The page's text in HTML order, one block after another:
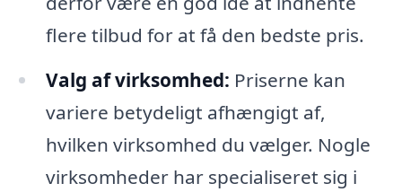
flere tilbud for at få den bedste pris.
Valg af virksomhed: Priserne kan
variere betydeligt afhængigt af,
hvilken virksomhed du vælger. Nogle
virksomheder har specialiseret sig i